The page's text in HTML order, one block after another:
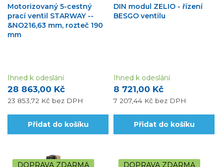
Motorizovaný 5-cestný
prací ventil STARWAY --
&NO216,63 mm, rozteč 190
mm
28 863,00 Kč
23 853,72 Kč bez DPH
Ihned k odeslání
Přidat do košíku
DIN modul ZELIO - řízení
BESGO ventilu
8 721,00 Kč
7 207,44 Kč bez DPH
Ihned k odeslání
Přidat do košíku
DOPRAVA ZDARMA DOPRAVA ZDARMA